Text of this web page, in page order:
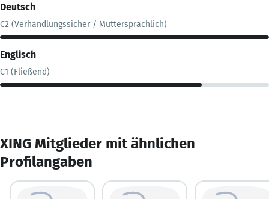
Deutsch
C2 (Verhandlungssicher / Muttersprachlich)
Englisch
C1 (Fließend)
XING Mitglieder mit ähnlichen
Profilangaben